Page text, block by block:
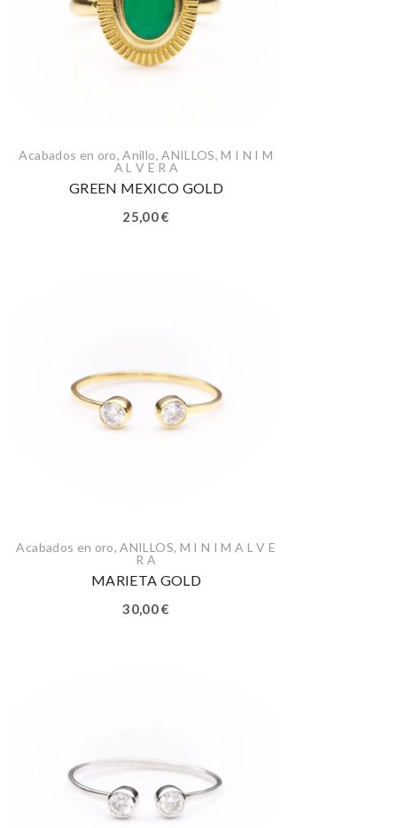
Acabados en oro,Anillo,ANILLOS,M I N I M
A L V E R A
GREEN MEXICO GOLD
25,00€
Acabados en oro,ANILLOS, M I N I M A L V E
R A
MARIETA GOLD
30,00€